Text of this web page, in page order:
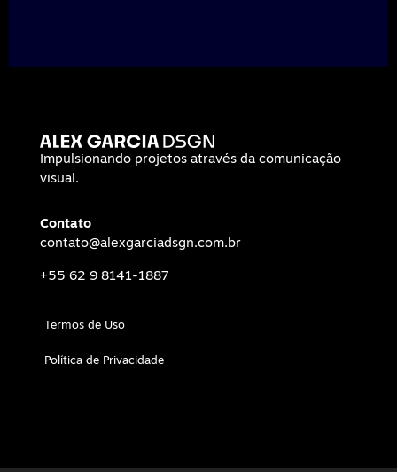
Impulsionando projetos através da comunicação
visual.
Contato
contato@alexgarciadsgn.com.br
+55 62 9 8141-1887
Termos de Uso
Política de Privacidade